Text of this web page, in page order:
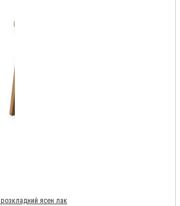
розкладний ясен лак